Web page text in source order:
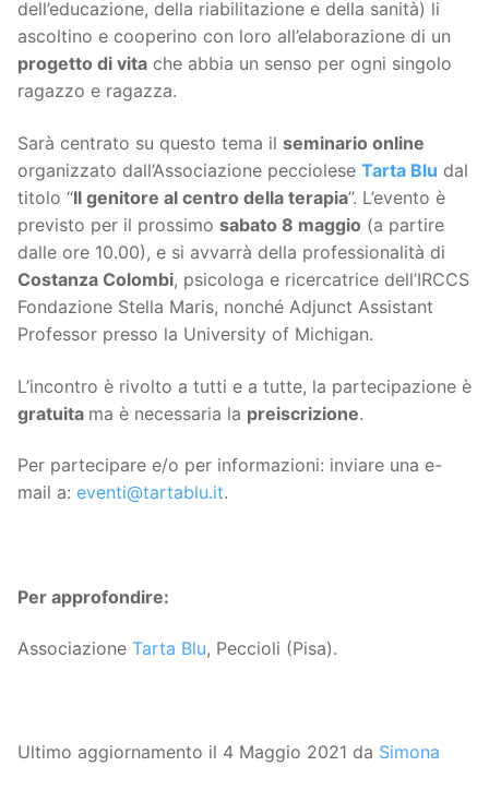
dell’educazione, della riabilitazione e della sanità) li
ascoltino e cooperino con loro all’elaborazione di un
progetto di vita che abbia un senso per ogni singolo
ragazzo e ragazza.
Sarà centrato su questo tema il seminario online
organizzato dall’Associazione pecciolese Tarta Blu dal
titolo “Il genitore al centro della terapia”. L’evento è
previsto per il prossimo sabato 8 maggio (a partire
dalle ore 10.00), e si avvarrà della professionalità di
Costanza Colombi, psicologa e ricercatrice dell’IRCCS
Fondazione Stella Maris, nonché Adjunct Assistant
Professor presso la University of Michigan.
L’incontro è rivolto a tutti e a tutte, la partecipazione è
gratuita ma è necessaria la preiscrizione.
Per partecipare e/o per informazioni: inviare una e-
mail a: eventi@tartablu.it.
Per approfondire:
Associazione Tarta Blu, Peccioli (Pisa).
Ultimo aggiornamento il 4 Maggio 2021 da Simona